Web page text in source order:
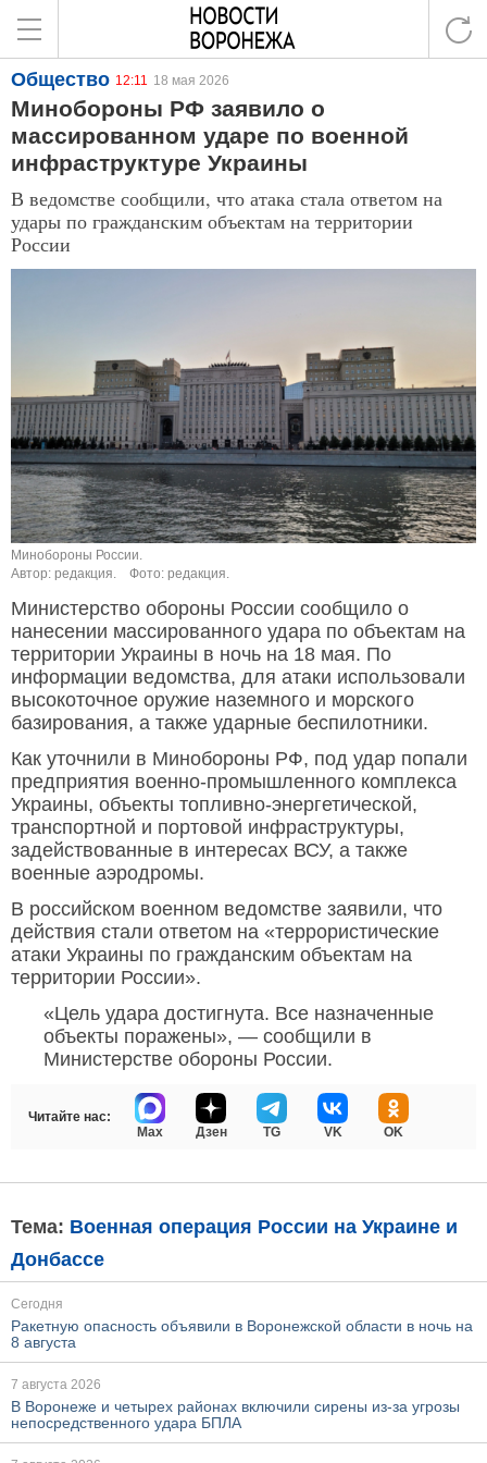
Общество 12:11 18 мая 2026
Минобороны РФ заявило о
массированном ударе по военной
инфраструктуре Украины
В ведомстве сообщили, что атака стала ответом на
удары по гражданским объектам на территории
России
Минобороны России.
Автор: редакция.
Фото: редакция.
Министерство обороны России сообщило о
нанесении массированного удара по объектам на
территории Украины в ночь на 18 мая. По
информации ведомства, для атаки использовали
высокоточное оружие наземного и морского
базирования, а также ударные беспилотники.
Как уточнили в Минобороны РФ, под удар попали
предприятия военно-промышленного комплекса
Украины, объекты топливно-энергетической,
транспортной и портовой инфраструктуры,
задействованные в интересах ВСУ, а также
военные аэродромы.
В российском военном ведомстве заявили, что
действия стали ответом на «террористические
атаки Украины по гражданским объектам на
территории России».
«Цель удара достигнута. Все назначенные
объекты поражены», — сообщили в
Министерстве обороны России.
Читайте нас:
Max
Дзен TG VK OK
Тема: Военная операция России на Украине и
Донбассе
Сегодня
Ракетную опасность объявили в Воронежской области в ночь на
8 августа
7 августа 2026
В Воронеже и четырех районах включили сирены из-за угрозы
непосредственного удара БПЛА